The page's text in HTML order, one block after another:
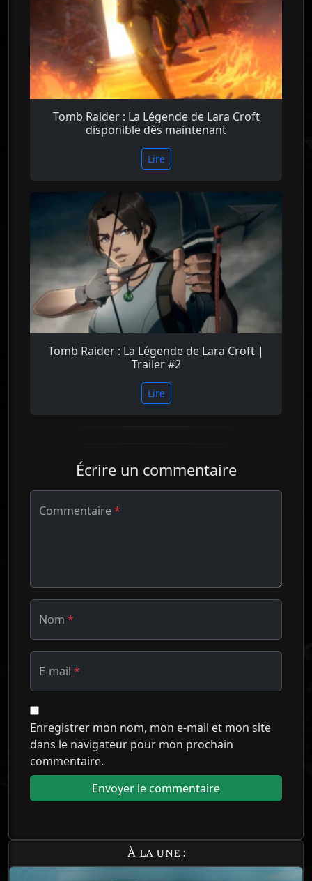
Tomb Raider : La Légende de Lara Croft
disponible dès maintenant
Lire
Tomb Raider : La Légende de Lara Croft |
Trailer #2
Lire
Écrire un commentaire
Commentaire*
Nom *
E-mail *
Enregistrer mon nom, mon e-mail et mon site
dans le navigateur pour mon prochain
commentaire.
À la une :